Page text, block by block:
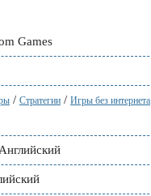
Games
/ Стратегии / Игры без интернета
Английский